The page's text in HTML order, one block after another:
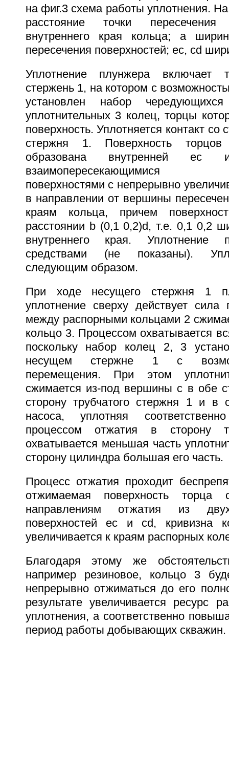
на фиг.3 схема работы уплотнения.
расстояние точки
внутреннего края кольца; a
пересечения поверхностей; ес, cd
Уплотнение плунжера включает
стержень 1, на котором с
установлен набор
уплотнительных 3 колец, торцы
поверхность. Уплотняется контакт со
стержня 1. Поверхность
образована внутренней
взаимопересекающимися
поверхностями с непрерывно
в направлении от вершины
краям кольца, причем
расстоянии b (0,1 0,2)d, т.е. 0,1 0,2
внутреннего края. Уплотнение
средствами (не показаны).
следующим образом.
При ходе несущего стержня 1
уплотнение сверху действует сила
между распорными кольцами 2
кольцо 3. Процессом охватывается
поскольку набор колец 2, 3
несущем стержне 1 с
перемещения. При этом
сжимается из-под вершины с в обе
сторону трубчатого стержня 1 и в
насоса, уплотняя
процессом отжатия в сторону
охватывается меньшая часть
сторону цилиндра большая его часть.
Процесс отжатия проходит
отжимаемая поверхность торца
направлениям отжатия из двух
поверхностей ес и cd, кривизна
увеличивается к краям распорных
Благодаря этому же
например резиновое, кольцо 3
непрерывно отжиматься до его
результате увеличивается ресурс
уплотнения, а соответственно
период работы добывающих скважин.